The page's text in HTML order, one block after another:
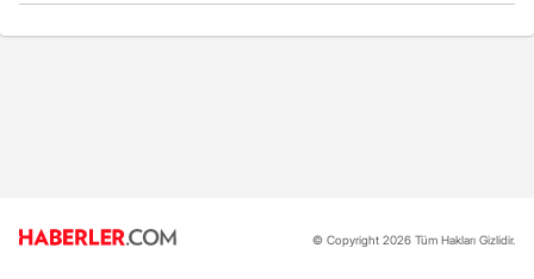
© Copyright 2026 Tüm Hakları Gizlidir.